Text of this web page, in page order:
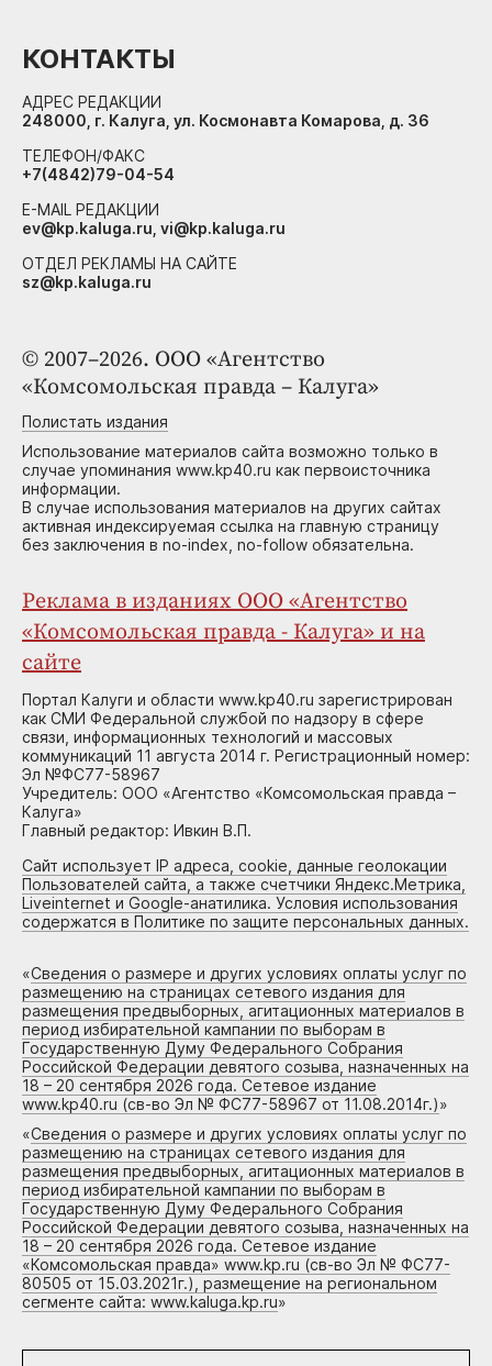
© 2007–2026. ООО «Агентство
«Комсомольская правда – Калуга»
Полистать издания
Использование материалов сайта возможно только в
случае упоминания www.kp40.ru как первоисточника
информации.
В случае использования материалов на других сайтах
активная индексируемая ссылка на главную страницу
без заключения в no-index, no-follow обязательна.
Реклама в изданиях ООО «Агентство
«Комсомольская правда - Калуга» и на
сайте
Портал Калуги и области www.kp40.ru зарегистрирован
как СМИ Федеральной службой по надзору в сфере
связи, информационных технологий и массовых
коммуникаций 11 августа 2014 г. Регистрационный номер:
Эл №ФС77-58967
Учредитель: ООО «Агентство «Комсомольская правда –
Калуга»
Главный редактор: Ивкин В.П.
Сайт использует IP адреса, cookie, данные геолокации
Пользователей сайта, а также счетчики Яндекс.Метрика,
Liveinternet и Google-анатилика. Условия использования
содержатся в Политике по защите персональных данных.
«Сведения о размере и других условиях оплаты услуг по
размещению на страницах сетевого издания для
размещения предвыборных, агитационных материалов в
период избирательной кампании по выборам в
Государственную Думу Федерального Собрания
Российской Федерации девятого созыва, назначенных на
18 – 20 сентября 2026 года. Сетевое издание
www.kp40.ru (св-во Эл № ФС77-58967 от 11.08.2014г.)»
«Сведения о размере и других условиях оплаты услуг по
размещению на страницах сетевого издания для
размещения предвыборных, агитационных материалов в
период избирательной кампании по выборам в
Государственную Думу Федерального Собрания
Российской Федерации девятого созыва, назначенных на
18 – 20 сентября 2026 года. Сетевое издание
«Комсомольская правда» www.kp.ru (св-во Эл № ФС77-
80505 от 15.03.2021г.), размещение на региональном
сегменте сайта: www.kaluga.kp.ru»
КОНТАКТЫ
АДРЕС РЕДАКЦИИ
248000, г. Калуга, ул. Космонавта Комарова, д. 36
ТЕЛЕФОН/ФАКС
+7(4842)79-04-54
E-MAIL РЕДАКЦИИ
ev@kp.kaluga.ru, vi@kp.kaluga.ru
ОТДЕЛ РЕКЛАМЫ НА САЙТЕ
sz@kp.kaluga.ru